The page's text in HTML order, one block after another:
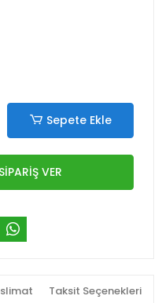
Sepete Ekle
VER
Taksit Seçenekleri